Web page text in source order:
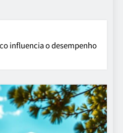
influencia o desempenho